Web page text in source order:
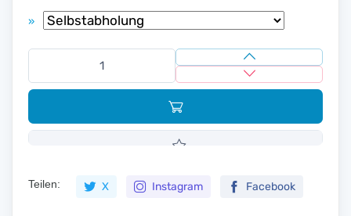
»
Teilen: X Instagram Facebook